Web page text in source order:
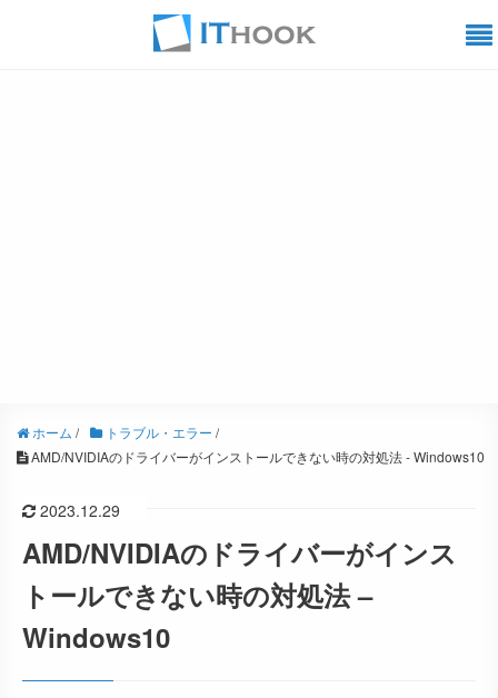
ホーム / トラブル・エラー /
AMD/NVIDIAのドライバーがインストールできない時の対処法 - Windows10
2023.12.29
AMD/NVIDIAのドライバーがインス
トールできない時の対処法 –
Windows10